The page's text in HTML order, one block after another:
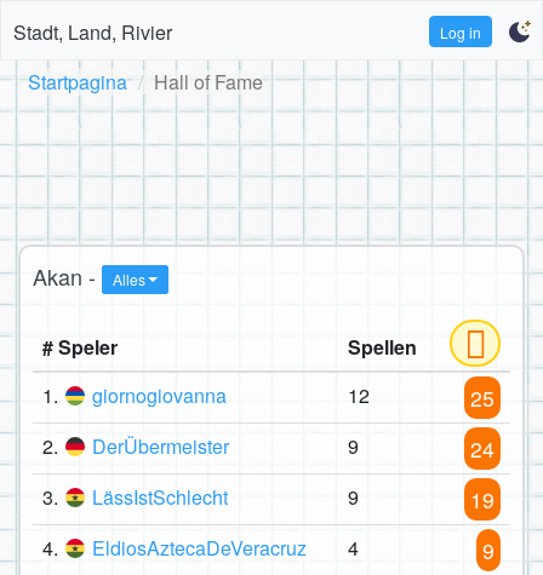
Stadt, Land, Rivier Log in
Startpagina Hall of Fame
Akan - Alles
# Speler
Spellen
1.
giornogiovanna 12 25
2. DerÜbermeister 9 24
3. LässIstSchlecht 9 19
4. EldiosAztecaDeVeracruz 4 9